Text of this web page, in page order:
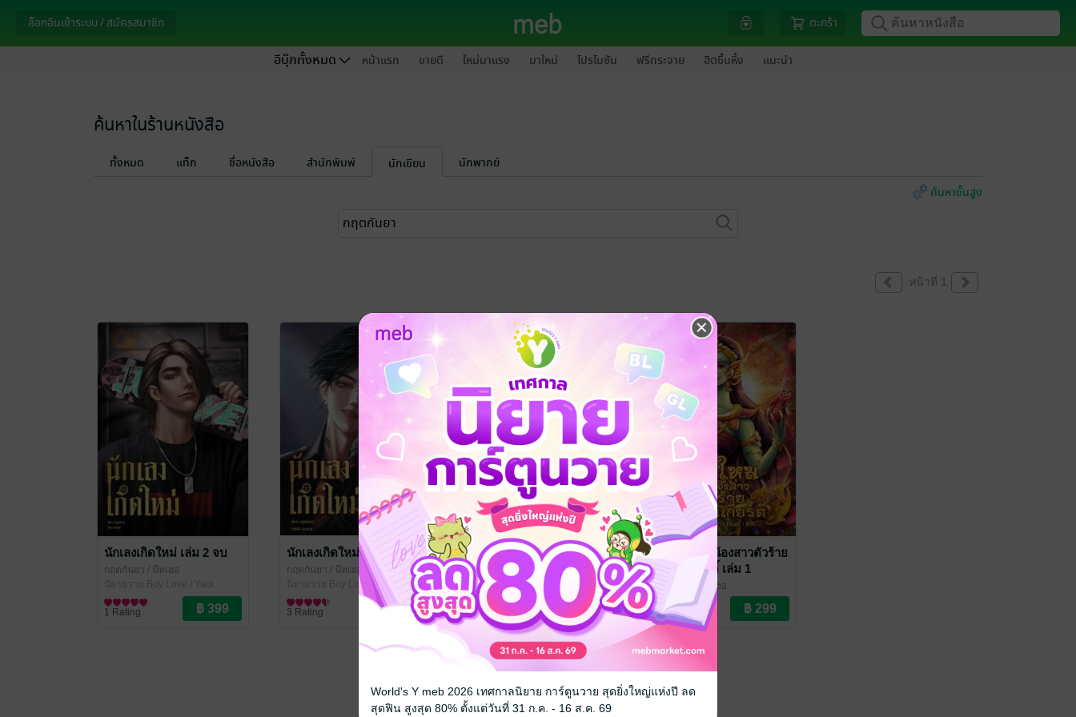
ล็อกอินเข้าระบบ / สมัครสมาชิก ตะกร้า
อีบุ๊กทั้งหมด หน้าแรก ขายดี ใหม่มาแรง มาใหม่ โปรโมชัน ฟรีกระจาย ฮิตขึ้นหิ้ง แนะนำ
ค้นหาในร้านหนังสือ
ทั้งหมด แท็ก ชื่อหนังสือ สำนักพิมพ์ นักเขียน
นักพากย์
ค้นหาขั้นสูง
หน้าที่ 1
นักเลงเกิดใหม่ เล่ม 2 จบ
กฤตกันยา / นีทเฮอ
นิยายวาย Boy Love / Yaoi
1 Rating
นักเลงเกิดใหม่ เล่ม 1
กฤตกันยา / นีทเฮอ
นิยายวาย Boy Love / Yaoi
3 Rating
เกิดใหม่เป็นน้องสาวตัวร้าย
ในรามเกียรติ์ เล่ม 2 จบ
กฤตกันยา/ นีทเฮอ
นิยายแฟนตาซี
3 Rating
เกิดใหม่เป็นน้องสาวตัวร้าย
ในรามเกียรติ์ เล่ม 1
กฤตกันยา
/ นีทเฮอ
นิยายแฟนตาซี
5 Rating
หน้าที่ 1
World's Y meb 2026 เทศกาลนิยาย การ์ตูนวาย สุดยิ่งใหญ่แห่งปี ลด
สุดฟิน สูงสุด 80% ตั้งแต่วันที่ 31 ก.ค. - 16 ส.ค. 69